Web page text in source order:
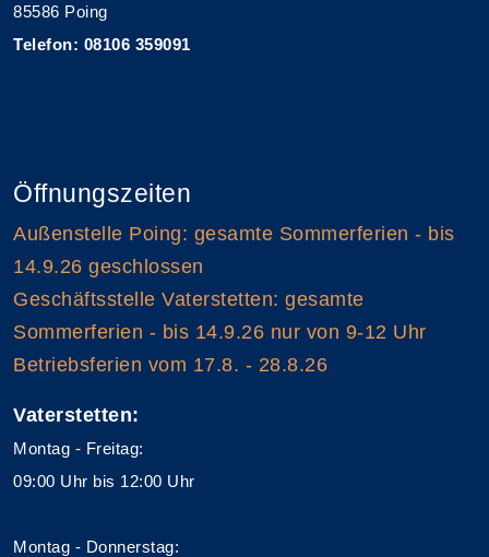
85586 Poing
Telefon: 08106 359091
Öffnungszeiten
Außenstelle Poing: gesamte Sommerferien - bis
14.9.26 geschlossen
Geschäftsstelle Vaterstetten: gesamte
Sommerferien - bis 14.9.26 nur von 9-12 Uhr
Betriebsferien vom 17.8. - 28.8.26
Vaterstetten:
Montag - Freitag:
09:00 Uhr bis 12:00 Uhr
Montag - Donnerstag: